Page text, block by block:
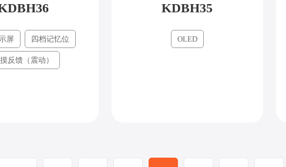
屏 四档记忆位
反馈（震动）
KDBH35
OLED